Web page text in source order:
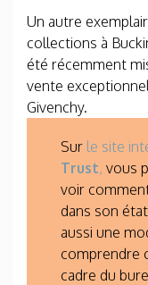
Un autre
collections à
été récemment
vente
Givenchy.
Sur le site
Trust, vous
voir
dans son
aussi une
comprendre
cadre du